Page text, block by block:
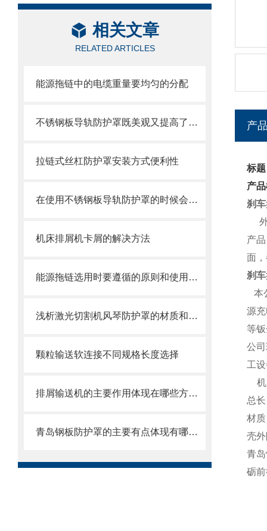
相关文章
RELATED ARTICLES
能源拖链中的电缆重量要均匀的分配
不锈钢板导轨防护罩既美观又提高了护板的使用寿命
拉链式丝杠防护罩安装方式便利性
在使用不锈钢板导轨防护罩的时候会有哪几种效果呢？
机床排屑机卡屑的解决方法
能源拖链选用时要遵循的原则和使用时需注意的事项
浅析激光切割机风琴防护罩的材质和结构
颗粒输送软连接不同规格长度选择
排屑输送机的主要作用体现在哪些方面？
青岛钢板防护罩的主要有点体现有哪些方面？
产
标
产
刹
外
产
面
刹
本
源
等
公
工
机
总
材
壳
青
砺